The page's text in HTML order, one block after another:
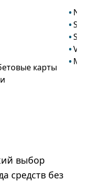
карты
выбор
средств без